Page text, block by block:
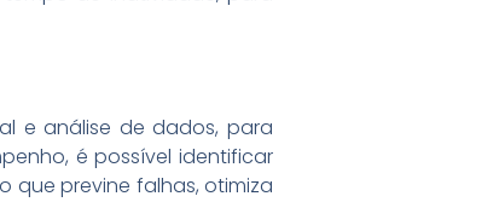
e análise de dados, para
é possível identificar
que previne falhas, otimiza